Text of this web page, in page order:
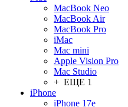
MacBook Neo
MacBook Air
MacBook Pro
iMac
Mac mini
Apple Vision Pro
Mac Studio
+ ЕЩЕ 1
iPhone
iPhone 17e